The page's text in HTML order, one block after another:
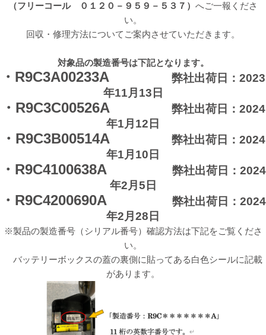
（フリーコール ０１２０－９５９－５３７） へご一報くださ
い。
回収・修理方法についてご案内させていただきます。
対象品の製造番号は下記となります。
・R9C3A00233A 弊社出荷日：2023
年11月13日
・R9C3C00526A
弊社出荷日：2024
年1月12日
・R9C3B00514A
弊社出荷日：2024
年1月10日
・R9C4100638A弊社出荷日：2024
年2月5日
・R9C4200690A弊社出荷日：2024
年2月28日
※製品の製造番号（シリアル番号）確認方法は下記をご覧くださ
い。
バッテリーボックスの蓋の裏側に貼ってある白色シールに記載
があります。